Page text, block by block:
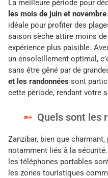
La meilleure période pour
les mois de juin et novembre
idéale pour profiter des
saison sèche attire moins
expérience plus paisible.
un ensoleillement optimal,
sans être gêné par de
et les randonnées sont
cette période, rendant votre
Quels sont les
Zanzibar, bien que
notamment liés à la sécurité.
les téléphones portables
les zones touristiques